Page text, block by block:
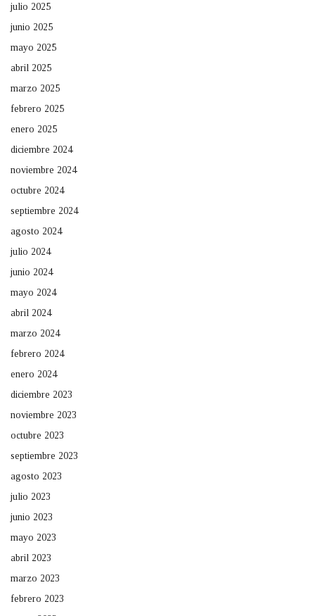
julio 2025
junio 2025
mayo 2025
abril 2025
marzo 2025
febrero 2025
enero 2025
diciembre 2024
noviembre 2024
octubre 2024
septiembre 2024
agosto 2024
julio 2024
junio 2024
mayo 2024
abril 2024
marzo 2024
febrero 2024
enero 2024
diciembre 2023
noviembre 2023
octubre 2023
septiembre 2023
agosto 2023
julio 2023
junio 2023
mayo 2023
abril 2023
marzo 2023
febrero 2023